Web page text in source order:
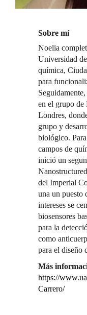
Sobre mí
Noelia
Universidad
química,
para
en el grupo
Londres,
grupo y
biológico.
campos de
inició un
del Imperial
una un puesto
intereses se
biosensores
para la
como
para el diseño
Más
https://
Carrero/